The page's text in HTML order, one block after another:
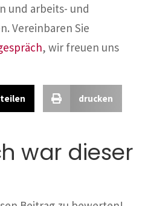
und arbeits- und
Vereinbaren Sie
, wir freuen uns
teilen drucken
war dieser